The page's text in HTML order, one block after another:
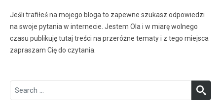
Jeśli trafiłeś na mojego bloga to zapewne szukasz odpowiedzi
na swoje pytania w internecie. Jestem Ola i w miarę wolnego
czasu publikuję tutaj treści na przeróżne tematy i z tego miejsca
zapraszam Cię do czytania.
Search
for: